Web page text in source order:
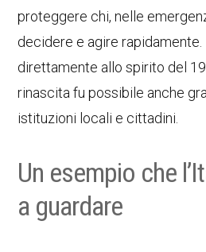
proteggere chi, nelle
decidere e agire rapidamente.
direttamente allo spirito del
rinascita fu possibile anche
istituzioni locali e cittadini.
Un esempio che
a guardare